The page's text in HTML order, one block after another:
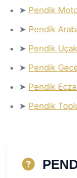
➤ Pendik
➤ Pendik
➤ Pendik
➤ Pendik
➤ Pendik
➤ Pendik